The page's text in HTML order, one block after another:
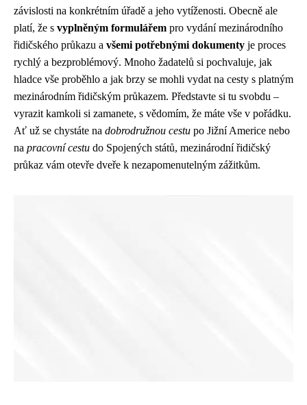
závislosti na konkrétním úřadě a jeho vytíženosti. Obecně ale
platí, že s vyplněným formulářem pro vydání mezinárodního
řidičského průkazu a všemi potřebnými dokumenty je proces
rychlý a bezproblémový. Mnoho žadatelů si pochvaluje, jak
hladce vše proběhlo a jak brzy se mohli vydat na cesty s platným
mezinárodním řidičským průkazem. Představte si tu svobdu –
vyrazit kamkoli si zamanete, s vědomím, že máte vše v pořádku.
Ať už se chystáte na dobrodružnou cestu po Jižní Americe nebo
na pracovní cestu do Spojených států, mezinárodní řidičský
průkaz vám otevře dveře k nezapomenutelným zážitkům.